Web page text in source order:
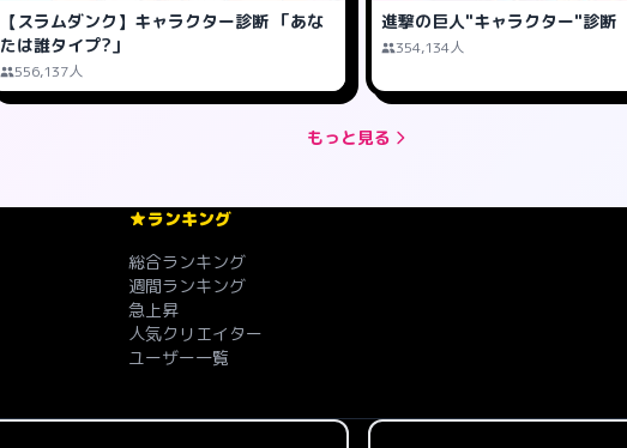
【スラムダンク】キャラクター診断 「あな
たは誰タイプ?」
556,137人
進撃の巨人"キャラクター"診断
354,134人
もっと見る
ランキング
総合ランキング
週間ランキング
急上昇
人気クリエイター
ユーザー一覧